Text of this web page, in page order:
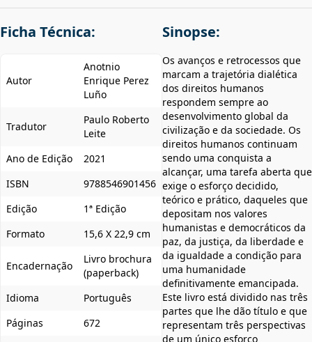
Ficha Técnica:
Autor
Anotnio
Enrique Perez
Luño
Tradutor
Paulo Roberto
Leite
Ano de Edição
2021
ISBN
9788546901456
Edição
1ª Edição
Formato
15,6 X 22,9 cm
Encadernação
Livro brochura
(paperback)
Idioma
Português
Páginas
672
Sinopse:
Os avanços e retrocessos que
marcam a trajetória dialética
dos direitos humanos
respondem sempre ao
desenvolvimento global da
civilização e da sociedade. Os
direitos humanos continuam
sendo uma conquista a
alcançar, uma tarefa aberta que
exige o esforço decidido,
teórico e prático, daqueles que
depositam nos valores
humanistas e democráticos da
paz, da justiça, da liberdade e
da igualdade a condição para
uma humanidade
definitivamente emancipada.
Este livro está dividido nas três
partes que lhe dão título e que
representam três perspectivas
de um único esforço